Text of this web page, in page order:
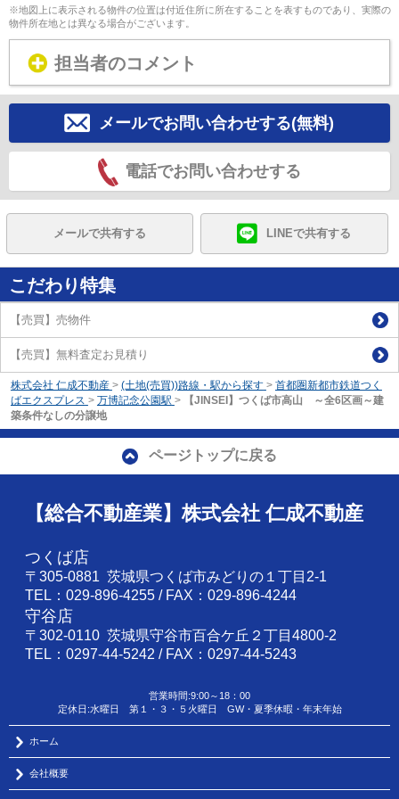
※地図上に表示される物件の位置は付近住所に所在することを表すものであり、実際の
物件所在地とは異なる場合がございます。
担当者のコメント
メールでお問い合わせする(無料)
電話でお問い合わせする
メールで共有する LINEで共有する
こだわり特集
【売買】売物件
【売買】無料査定お見積り
株式会社 仁成不動産 > (土地(売買))路線・駅から探す > 首都圏新都市鉄道つく
ばエクスプレス > 万博記念公園駅 >
【JINSEI】つくば市高山 ～全6区画～建
築条件なしの分譲地
ページトップに戻る
【総合不動産業】株式会社 仁成不動産
つくば店
〒305-0881 茨城県つくば市みどりの１丁目2-1
TEL：029-896-4255 / FAX：029-896-4244
守谷店
〒302-0110 茨城県守谷市百合ケ丘２丁目4800-2
TEL：0297-44-5242 / FAX：0297-44-5243
営業時間:9:00～18：00
定休日:水曜日 第１・３・５火曜日 GW・夏季休暇・年末年始
ホーム
会社概要